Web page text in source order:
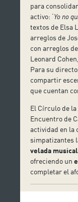
para
activo: ‘Yo no
textos de Elsa
arreglos de
con arreglos
Leonard
Para su
compartir
que cuentan
El Círculo de
Encuentro de
actividad en la
simpatizantes
velada musical
ofreciendo un
completar el